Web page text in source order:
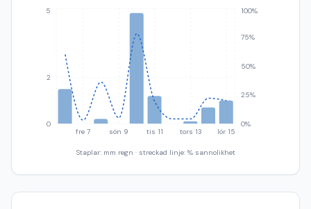
fre 7 sön 9 tis 11 tors 13 lör 15
0
2
5
0%
25%
50%
75%
100%
Staplar: mm regn · streckad linje: % sannolikhet